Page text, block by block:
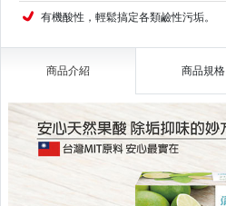
有機酸性，輕鬆搞定各類鹼性污垢。
商品介紹 商品規格